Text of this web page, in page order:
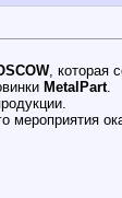
, которая
MetalPart.